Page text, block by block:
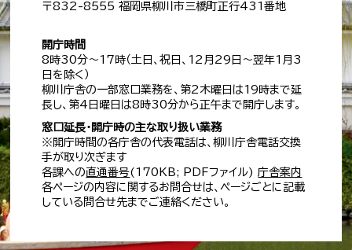
〒832-8555 福岡県柳川市三橋町正行431番地
開庁時間
8時30分～17時（土日、祝日、12月29日～翌年1月3
日を除く）
柳川庁舎の一部窓口業務を、第2木曜日は19時まで延
長し、第4日曜日は8時30分から正午まで開庁します。
窓口延長・開庁時の主な取り扱い業務
※開庁時間の各庁舎の代表電話は、柳川庁舎電話交換
手が取り次ぎます
各課への直通番号(170KB; PDFファイル)庁舎案内
各ページの内容に関するお問合せは、ページごとに記載
している問合せ先までご連絡ください。